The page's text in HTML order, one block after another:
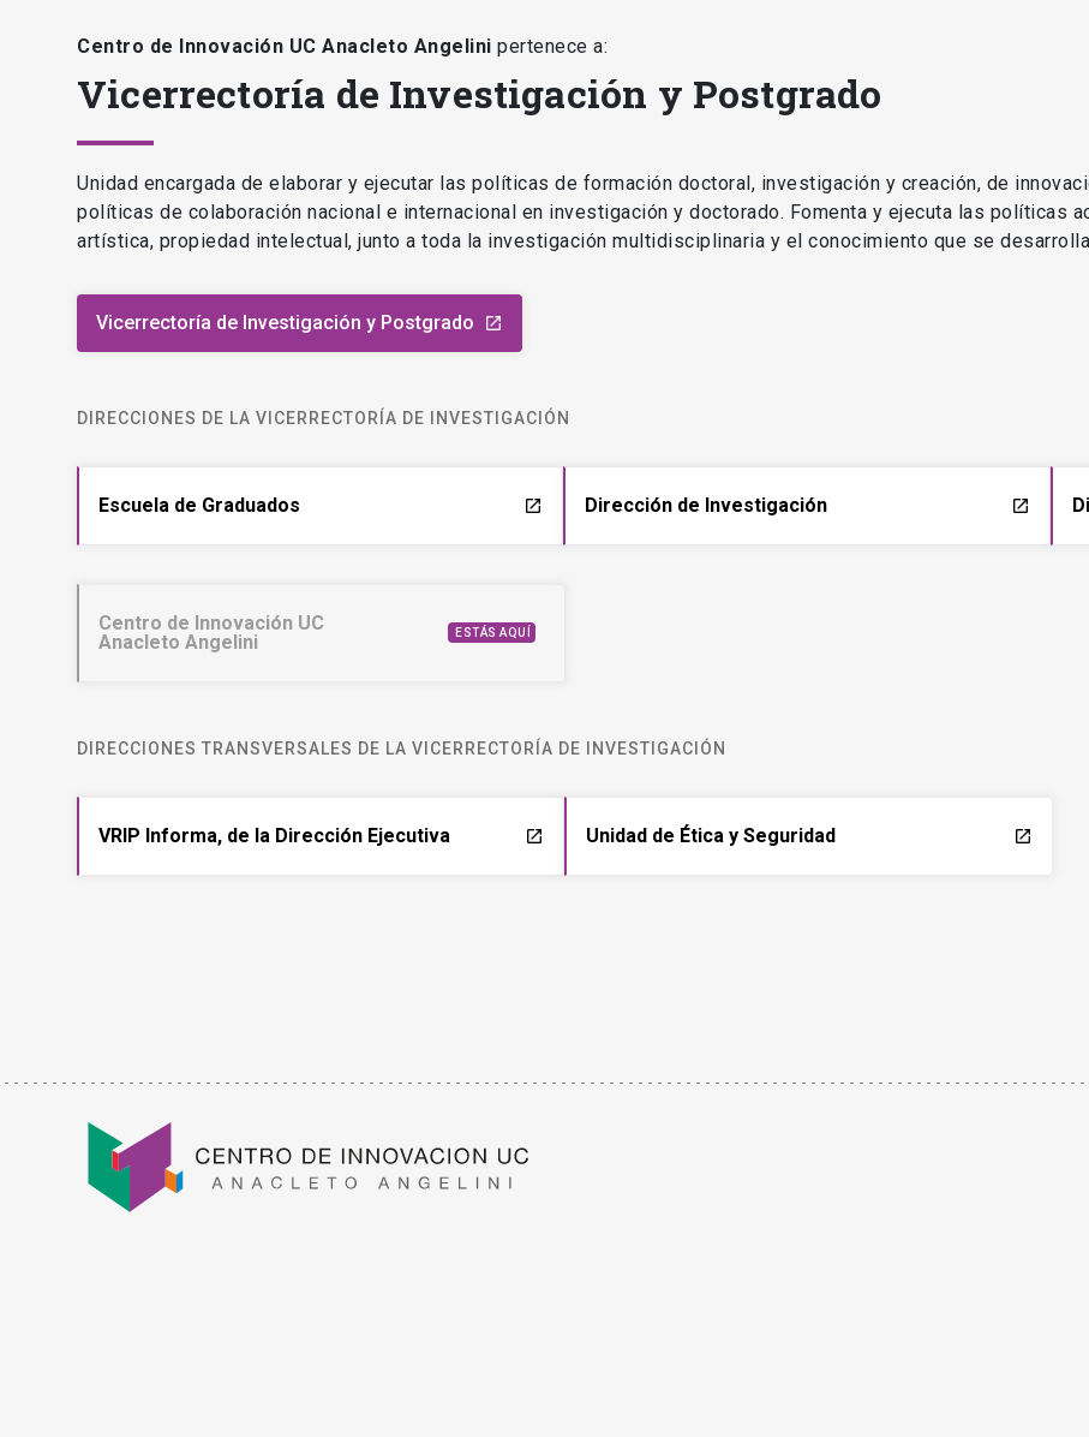
Centro de Innovación UC Anacleto Angelini pertenece a:
Vicerrectoría de Investigación y Postgrado
Unidad encargada de elaborar y ejecutar las políticas de formación doctoral, investigación y creación, de
políticas de colaboración nacional e internacional en investigación y doctorado. Fomenta y ejecuta las políticas
artística, propiedad intelectual, junto a toda la investigación multidisciplinaria y el conocimiento que se
Vicerrectoría de Investigación y Postgrado launch
DIRECCIONES DE LA VICERRECTORÍA DE INVESTIGACIÓN
Escuela de Graduados launch Dirección de Investigación launch
Centro de Innovación UC
Anacleto Angelini
ESTÁS AQUÍ
DIRECCIONES TRANSVERSALES DE LA VICERRECTORÍA DE INVESTIGACIÓN
VRIP Informa, de la Dirección Ejecutiva launch Unidad de Ética y Seguridad launch